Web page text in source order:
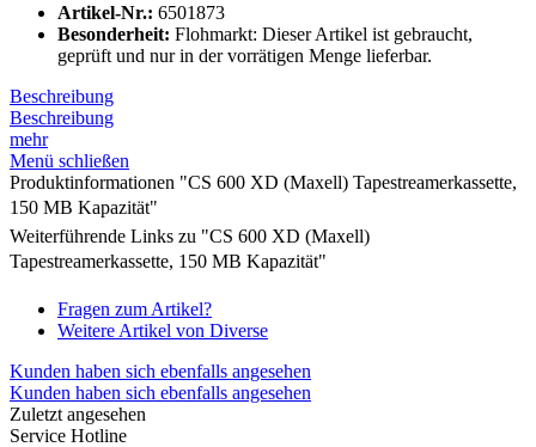
Artikel-Nr.: 6501873
Besonderheit: Flohmarkt: Dieser Artikel ist gebraucht,
geprüft und nur in der vorrätigen Menge lieferbar.
Beschreibung
Beschreibung
mehr
Menü schließen
Produktinformationen "CS 600 XD (Maxell) Tapestreamerkassette,
150 MB Kapazität"
Weiterführende Links zu "CS 600 XD (Maxell)
Tapestreamerkassette, 150 MB Kapazität"
Fragen zum Artikel?
Weitere Artikel von Diverse
Kunden haben sich ebenfalls angesehen
Kunden haben sich ebenfalls angesehen
Zuletzt angesehen
Service Hotline